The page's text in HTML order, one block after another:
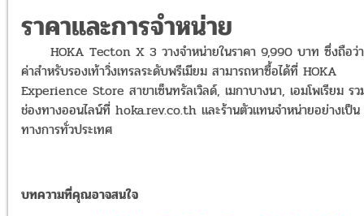
ราคาและการจำหน่าย
HOKA Tecton X 3 วางจำหน่ายในราคา 9,990 บาท ซึ่งถือว่
ค่าสำหรับรองเท้าวิ่งเทรลระดับพรีเมียม สามารถหาซื้อได้ที่ HOKA
Experience Store สาขาเซ็นทรัลเวิลด์, เมกาบางนา, เอมโพเรียม ร
ช่องทางออนไลน์ที่ hoka.rev.co.th และร้านตัวแทนจำหน่ายอย่างเป็น
ทางการทั่วประเทศ
บทความที่คุณอาจสนใจ